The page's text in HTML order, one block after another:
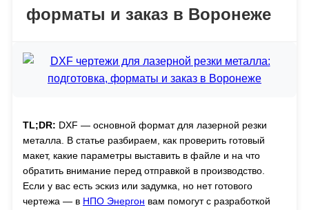
форматы и заказ в Воронеже
TL;DR: DXF — основной формат для лазерной резки
металла. В статье разбираем, как проверить готовый
макет, какие параметры выставить в файле и на что
обратить внимание перед отправкой в производство.
Если у вас есть эскиз или задумка, но нет готового
чертежа — в НПО Энергон вам помогут с разработкой